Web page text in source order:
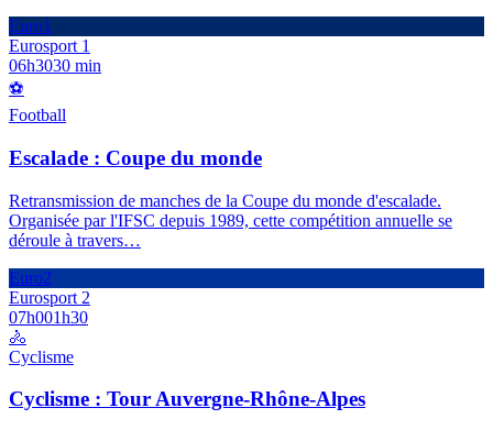
Euro1
Eurosport 1
06h3030 min
⚽
Football
Escalade : Coupe du monde
Retransmission de manches de la Coupe du monde d'escalade.
Organisée par l'IFSC depuis 1989, cette compétition annuelle se
déroule à travers…
Euro2
Eurosport 2
07h001h30
🚴
Cyclisme
Cyclisme : Tour Auvergne-Rhône-Alpes